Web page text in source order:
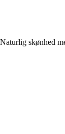
Naturlig skønhed